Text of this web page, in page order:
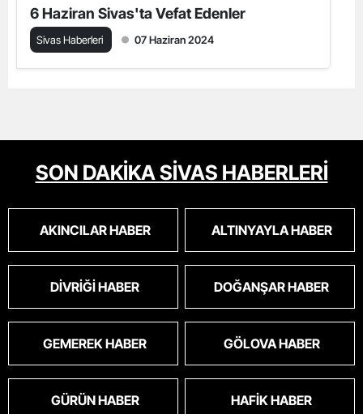
6 Haziran Sivas'ta Vefat Edenler
Sivas Haberleri 07 Haziran 2024
SON DAKİKA SİVAS HABERLERİ
AKINCILAR HABER ALTINYAYLA HABER
DIVRIĞI HABER DOĞANŞAR HABER
GEMEREK HABER GÖLOVA HABER
GÜRÜN HABER HAFIK HABER